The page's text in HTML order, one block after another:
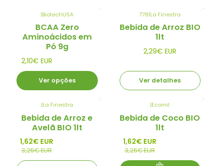
|BiotechUSA
BCAA Zero
Aminoácidos em
Pó 9g
2,10€ EUR
Ver opções
778|La Finestra
Bebida de Arroz BIO
1lt
2,29€ EUR
Ver detalhes
-50%
Promo
|La Finestra
Bebida de Arroz e
Avelã BIO 1lt
1,62€ EUR
3,25€ EUR
-50%
Promo
|Ecomil
Bebida de Coco BIO
1lt
1,62€ EUR
3,25€ EUR